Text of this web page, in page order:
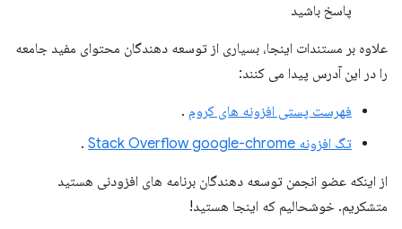
پاسخ باشید
علاوه بر مستندات اینجا، بسیاری از توسعه دهندگان محتوای مفید جامعه
را در این آدرس پیدا می کنند:
فهرست پستی افزونه های کروم .
تگ افزونه Stack Overflow google-chrome
.
از اینکه عضو انجمن توسعه دهندگان برنامه های افزودنی هستید
متشکریم. خوشحالیم که اینجا هستید!